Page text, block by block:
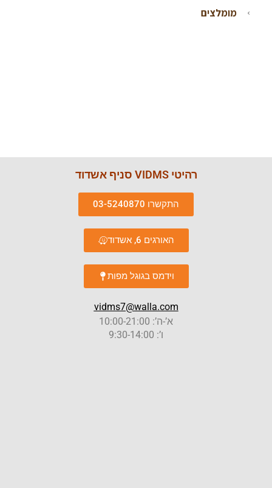
מומלצים
רהיטי VIDMS סניף אשדוד
התקשרו 03-5240870
האורגים 6, אשדוד
וידמס בגוגל מפות
vidms7@walla.com
א’-ה’: 10:00-21:00
ו’: 9:30-14:00